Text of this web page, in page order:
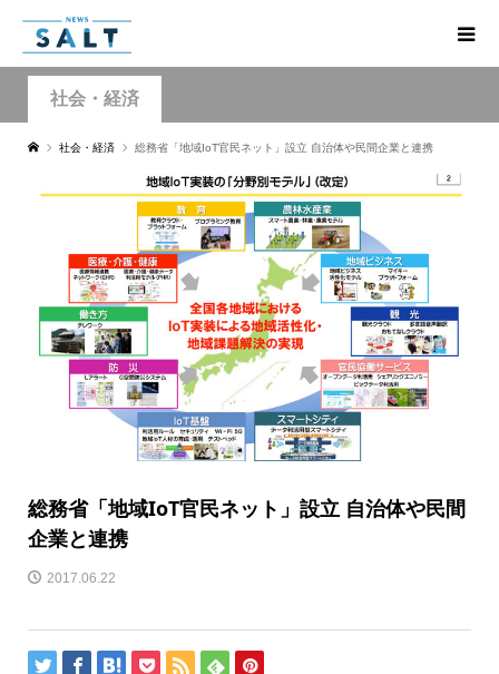
社会・経済
社会・経済 総務省「地域IoT官民ネット」設立 自治体や民間企業と連携
総務省「地域IoT官民ネット」設立 自治体や民間
企業と連携
2017.06.22